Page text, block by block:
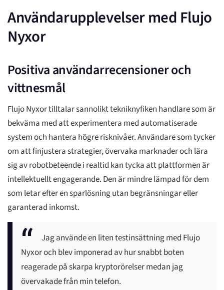
Användarupplevelser med Flujo
Nyxor
Positiva användarrecensioner och
vittnesmål
Flujo Nyxor tilltalar sannolikt tekniknyfiken handlare som är
bekväma med att experimentera med automatiserade
system och hantera högre risknivåer. Användare som tycker
om att finjustera strategier, övervaka marknader och lära
sig av robotbeteende i realtid kan tycka att plattformen är
intellektuellt engagerande. Den är mindre lämpad för dem
som letar efter en sparlösning utan begränsningar eller
garanterad inkomst.
Jag använde en liten testinsättning med Flujo
Nyxor och blev imponerad av hur snabbt boten
reagerade på skarpa kryptorörelser medan jag
övervakade från min telefon.